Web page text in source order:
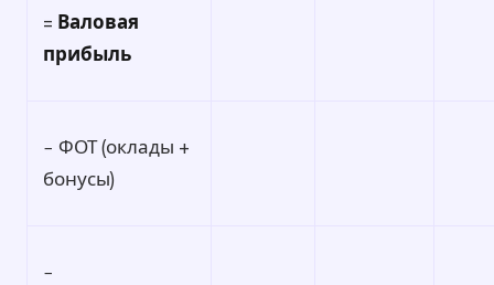
= Валовая
прибыль
− ФОТ (оклады +
бонусы)
−